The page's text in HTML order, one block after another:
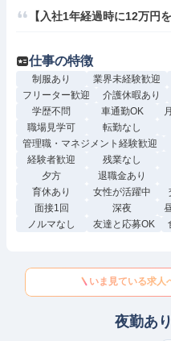
【入社1年経過時に12万円
仕事の特徴
制服あり 業界未経験歓迎
フリーター歓迎
介護休暇あり
学歴不問
車通勤OK
職場見学可
転勤なし
管理職・マネジメント経験歓迎
経験者歓迎
残業なし
夕方
退職金あり
育休あり
女性が活躍中
面接1回
深夜
ノルマなし
友達と応募OK
いま見ている求人
夜勤あ